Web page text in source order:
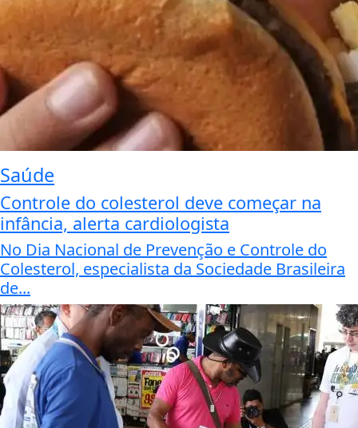
Saúde
Controle do colesterol deve começar na
infância, alerta cardiologista
No Dia Nacional de Prevenção e Controle do
Colesterol, especialista da Sociedade Brasileira
de...